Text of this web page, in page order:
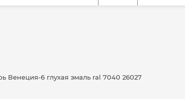
Венеция-6 глухая эмаль ral 7040 26027